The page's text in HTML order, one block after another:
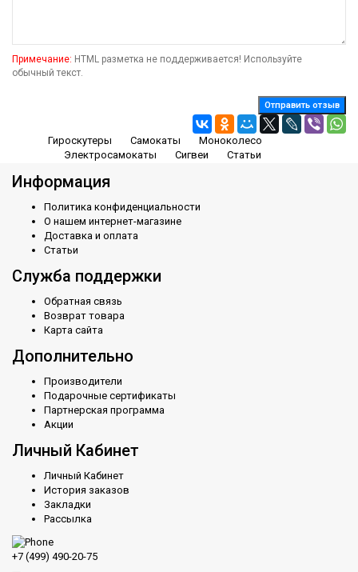
Примечание: HTML разметка не поддерживается! Используйте
обычный текст.
Отправить отзыв
Гироскутеры Самокаты
Моноколесо
Электросамокаты
Сигвеи Статьи
Информация
Политика конфиденциальности
О нашем интернет-магазине
Доставка и оплата
Статьи
Служба поддержки
Обратная связь
Возврат товара
Карта сайта
Дополнительно
Производители
Подарочные сертификаты
Партнерская программа
Акции
Личный Кабинет
Личный Кабинет
История заказов
Закладки
Рассылка
+7 (499) 490-20-75